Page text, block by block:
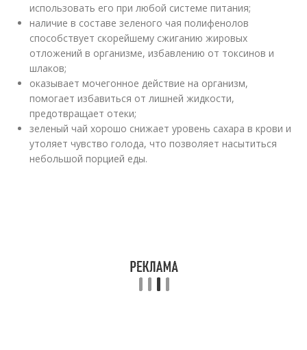
использовать его при любой системе питания;
наличие в составе зеленого чая полифенолов
способствует скорейшему сжиганию жировых
отложений в организме, избавлению от токсинов и
шлаков;
оказывает мочегонное действие на организм,
помогает избавиться от лишней жидкости,
предотвращает отеки;
зеленый чай хорошо снижает уровень сахара в крови и
утоляет чувство голода, что позволяет насытиться
небольшой порцией еды.